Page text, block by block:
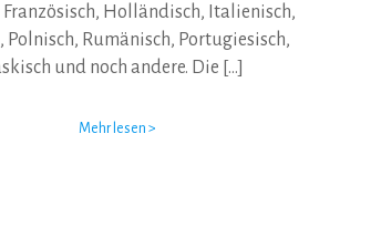
Französisch, Holländisch, Italienisch,
Polnisch, Rumänisch, Portugiesisch,
und noch andere. Die […]
Mehr lesen >